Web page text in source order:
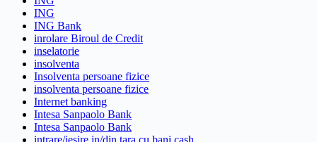
ING
ING Bank
inrolare Biroul de Credit
inselatorie
insolventa
Insolventa persoane fizice
insolventa persoane fizice
Internet banking
Intesa Sanpaolo Bank
Intesa Sanpaolo Bank